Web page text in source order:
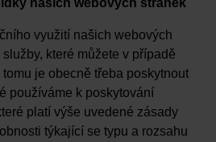
využití našich webových
které můžete v případě
je obecně třeba poskytnout
používáme k poskytování
platí výše uvedené zásady
týkající se typu a rozsahu